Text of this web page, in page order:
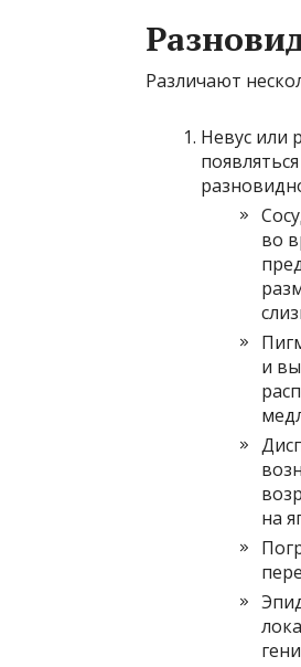
Различают
Невус или
во
и
на